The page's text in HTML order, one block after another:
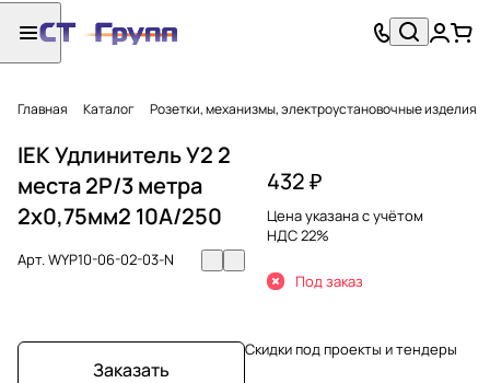
Главная Каталог Розетки, механизмы, электроустановочные изделия
IEK Удлинитель У2 2
места 2P/3 метра
2х0,75мм2 10А/250
Арт.WYP10-06-02-03-N
Заказать
432 ₽
Цена указана с учётом
НДС 22%
Под заказ
Скидки под проекты и тендеры